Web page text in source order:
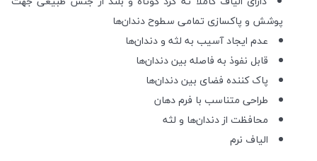
پوشش و پاکسازی تمامی سطوح دندان‌ها
عدم ایجاد آسیب به لثه و دندان‌ها
قابل نفوذ به فاصله بین دندان‌ها
پاک کننده فضای بین دندان‌ها
طراحی متناسب با فرم دهان
محافظت از دندان‌ها و لثه
الیاف نرم